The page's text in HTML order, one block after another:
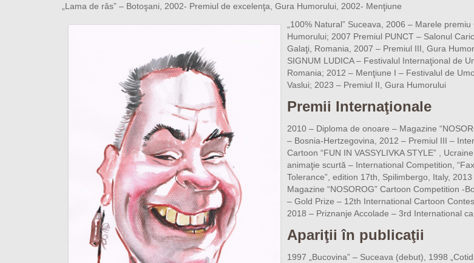
„Lama de râs” – Botoşani, 2002- Premiul de excelenţa, Gura Humorului, 2002- Menţiune
„100% Natural” Suceava, 2006 – Marele
Humorului; 2007 Premiul PUNCT – Salonul
Galaţi, Romania, 2007 – Premiul III, Gura
SIGNUM LUDICA – Festivalul Internaţional de
Romania; 2012 – Menţiune I – Festivalul de
Vaslui; 2023 – Premiul II, Gura Humorului
Premii Internaţionale
2010 – Diploma de onoare – Magazine
– Bosnia-Hertzegovina, 2012 – Premiul III –
Cartoon “FUN IN VASSYLIVKA STYLE” ,
animaţie scurtă – International Competition,
Tolerance”, edition 17th, Spilimbergo, Italy,
Magazine “NOSOROG” Cartoon Competition -
– Gold Prize – 12th International Cartoon
2018 – Priznanje Accolade – 3rd International
Apariţii în publicaţii
1997 „Bucovina” – Suceava (debut), 1998